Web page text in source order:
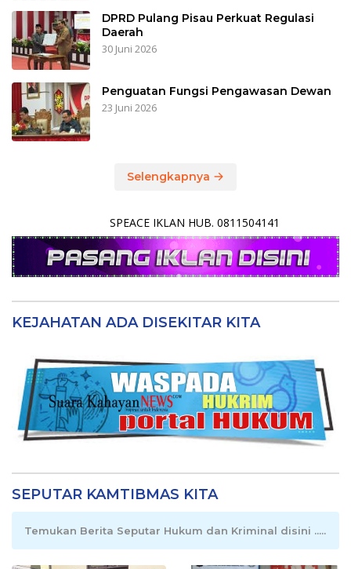
DPRD Pulang Pisau Perkuat Regulasi
Daerah
30 Juni 2026
Penguatan Fungsi Pengawasan Dewan
23 Juni 2026
Selengkapnya
SPEACE IKLAN HUB. 0811504141
KEJAHATAN ADA DISEKITAR KITA
SEPUTAR KAMTIBMAS KITA
Temukan Berita Seputar Hukum dan Kriminal disini .....